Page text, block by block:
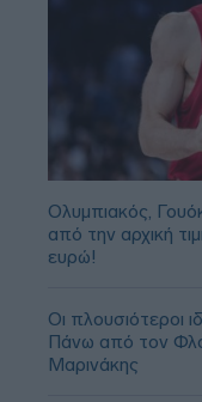
Ολυμπιακός,
από την αρχική
ευρώ!
Οι πλουσιότεροι
Πάνω από τον
Μαρινάκης